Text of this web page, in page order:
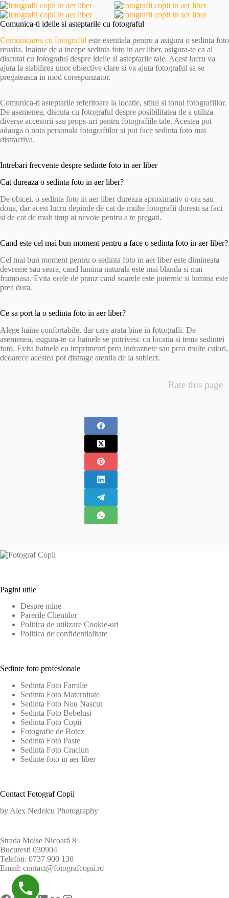
Comunica-ti ideile si asteptarile cu fotograful
Comunicarea cu fotograful este esentiala pentru a asigura o sedinta foto
reusita. Inainte de a incepe sedinta foto in aer liber, asigura-te ca ai
discutat cu fotograful despre ideile si asteptarile tale. Acest lucru va
ajuta la stabilirea unor obiective clare si va ajuta fotograful sa se
pregateasca in mod corespunzator.
Comunica-ti asteptarile referitoare la locatie, stilul si tonul fotografiilor.
De asemenea, discuta cu fotograful despre posibilitatea de a utiliza
diverse accesorii sau props-uri pentru fotografiile tale. Acestea pot
adauga o nota personala fotografiilor si pot face sedinta foto mai
distractiva.
Intrebari frecvente despre sedinte foto in aer liber
Cat dureaza o sedinta foto in aer liber?
De obicei, o sedinta foto in aer liber dureaza aproximativ o ora sau
doua, dar acest lucru depinde de cat de multe fotografii doresti sa faci
si de cat de mult timp ai nevoie pentru a te pregati.
Cand este cel mai bun moment pentru a face o sedinta foto in aer liber?
Cel mai bun moment pentru o sedinta foto in aer liber este dimineata
devreme sau seara, cand lumina naturala este mai blanda si mai
frumoasa. Evita orele de pranz cand soarele este puternic si lumina este
prea dura.
Ce sa port la o sedinta foto in aer liber?
Alege haine confortabile, dar care arata bine in fotografii. De
asemenea, asigura-te ca hainele se potrivesc cu locatia si tema sedintei
foto. Evita hainele cu imprimeuri prea indraznete sau prea multe culori,
deoarece acestea pot distrage atentia de la subiect.
Rate this page
Pagini utile
Despre mine
Parerile Clientilor
Politica de utilizare Cookie-uri
Politica de confidentialitate
Sedinte foto profesionale
Sedinta Foto Familie
Sedinta Foto Maternitate
Sedinta Foto Nou Nascut
Sedinta Foto Bebelusi
Sedinta Foto Copii
Fotografie de Botez
Sedinta Foto Paste
Sedinta Foto Craciun
Sedinte foto in aer liber
Contact Fotograf Copii
by Alex Nedelcu Photography
Strada Moise Nicoară 8
Bucuresti 030904
Telefon: 0737 900 130
Email: contact@fotografcopii.ro